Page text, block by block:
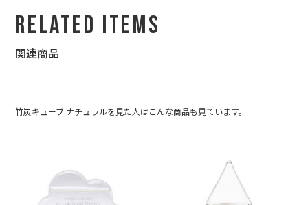
Related Items
関連商品
竹炭キューブ ナチュラルを見た人はこんな商品も見ています。